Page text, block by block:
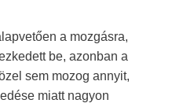
a mozgásra,
be, azonban a
sem mozog annyit,
miatt nagyon